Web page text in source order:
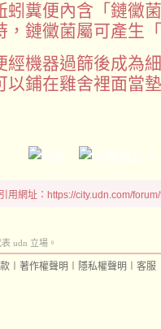
蚓糞便內含「鏈黴
，鏈黴菌屬可產生
經機器過篩後成為
以鋪在雞舍裡面當
引用網址：https://city.udn.com/
udn 立場。
著作權聲明 隱私權聲明 客服